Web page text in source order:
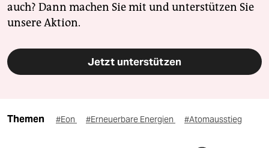
auch? Dann machen Sie mit und unterstützen Sie
unsere Aktion.
Jetzt unterstützen
Themen #Eon #Erneuerbare Energien #Atomausstieg